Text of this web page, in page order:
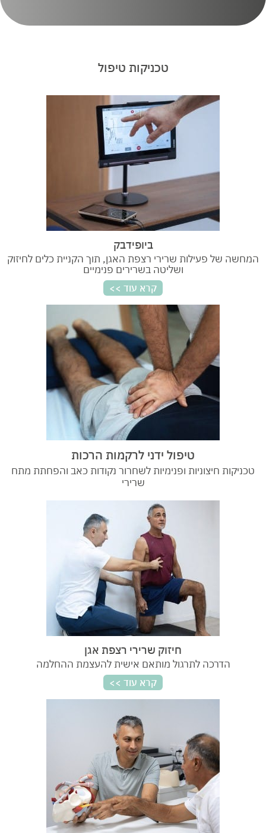
טכניקות טיפול
ביופידבק
המחשה של פעילות שרירי רצפת האגן, תוך הקניית כלים לחיזוק
ושליטה בשרירים פנימיים
טיפול ידני לרקמות הרכות
טכניקות חיצוניות ופנימיות לשחרור נקודות כאב והפחתת מתח
שרירי
חיזוק שרירי רצפת אגן
הדרכה לתרגול מותאם אישית להעצמת ההחלמה